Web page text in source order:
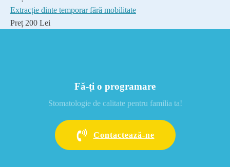
Extracție dinte temporar fără mobilitate
Preț 200 Lei
Fă-ți o programare
Stomatologie de calitate pentru familia ta!
Contactează-ne